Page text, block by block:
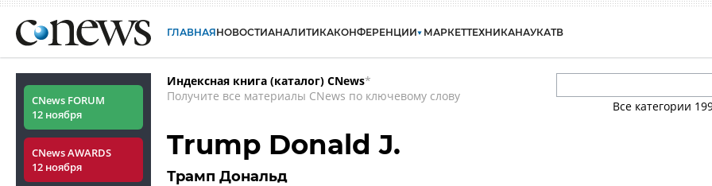
ГЛАВНАЯНОВОСТИАНАЛИТИКАКОНФЕРЕНЦИИ МАРКЕТТЕХНИКАНАУКАТВ
CNews FORUM
12 ноября
CNews AWARDS
12 ноября
Индексная книга (каталог) CNews*
Получите все материалы CNews по ключевому слову
Все категории
Trump Donald J.
Трамп Дональд